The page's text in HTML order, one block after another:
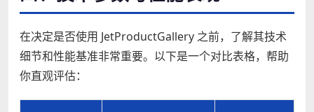
在决定是否使用 JetProductGallery 之前，了解其技术
细节和性能基准非常重要。以下是一个对比表格，帮助
你直观评估：